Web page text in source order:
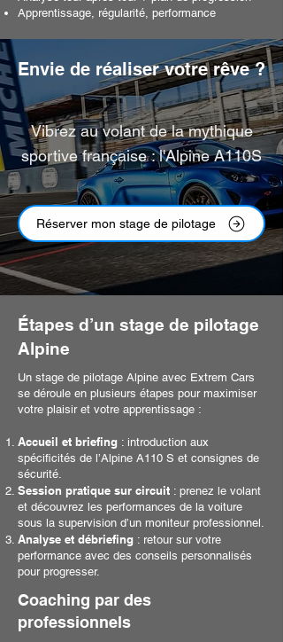
Apprentissage, régularité, performance
Envie de réaliser votre rêve ?
Vibrez au volant de la mythique
sportive française : l'Alpine A110S
Réserver mon stage de pilotage
Étapes d’un stage de pilotage
Alpine
Un stage de pilotage Alpine avec Extrem Cars
se déroule en plusieurs étapes pour maximiser
votre plaisir et votre apprentissage :
Accueil et briefing : introduction aux
spécificités de l’Alpine A110 S et consignes de
sécurité.
Session pratique sur circuit : prenez le volant
et découvrez les performances de la voiture
sous la supervision d’un moniteur professionnel.
Analyse et débriefing : retour sur votre
performance avec des conseils personnalisés
pour progresser.
Coaching par des
professionnels